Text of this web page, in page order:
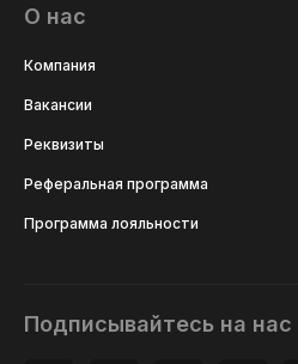
О нас
Компания
Вакансии
Реквизиты
Реферальная программа
Программа лояльности
Подписывайтесь на нас